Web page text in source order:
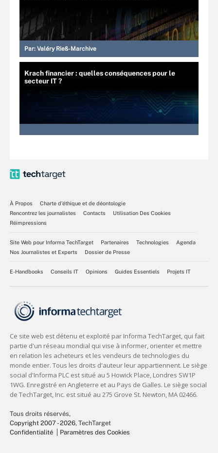
Par: Valéry Rieß-Marchive
Krach financier : quelles conséquences pour le
secteur IT ?
À Propos
Charte d’éthique et de déontologie
Rencontrez les journalistes
Contacts
Utilisation Des Cookies
Réimpressions
Site Web pour Informa TechTarget Partenaires Technologies
Agenda
Nos Journalistes et Experts
Dossier de Presse
E-Handbooks Conseils IT Opinions Guides Essentiels Projets IT
Tous droits réservés,
Copyright 2007 - 2026, TechTarget
Confidentialité
Paramètres des Cookies